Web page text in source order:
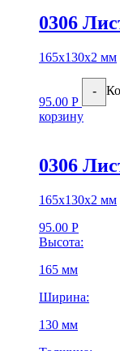
0306
165х130х2 мм
95.00 Р
-
корзину
0306
165х130х2 мм
95.00 Р
Высота:
165 мм
Ширина:
130 мм